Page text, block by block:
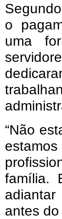
o
uma
“Não
família.
antes do